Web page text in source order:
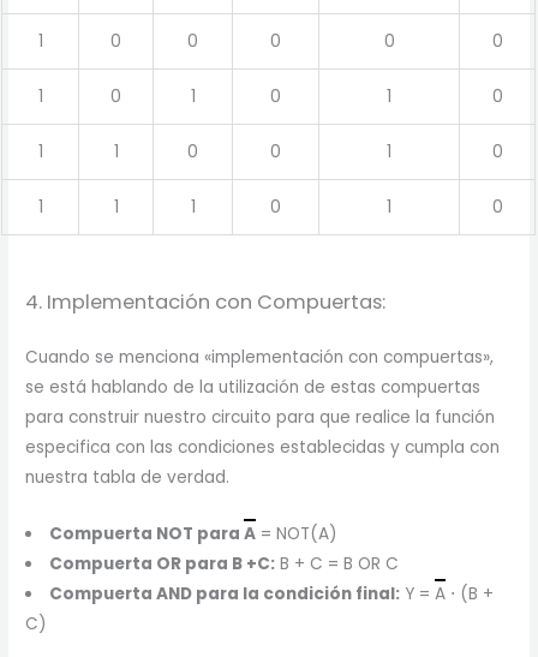
1 0 0 0 0 0
1 0 1 0 1 0
1 1 0 0 1 0
1 1 1 0 1 0
4. Implementación con Compuertas:
Cuando se menciona «implementación con compuertas»,
se está hablando de la utilización de estas compuertas
para construir nuestro circuito para que realice la función
especifica con las condiciones establecidas y cumpla con
nuestra tabla de verdad.
Compuerta NOT para A= NOT(A)
Compuerta OR para B +C:B + C = B OR C
Compuerta AND para la condición final:Y = A⋅ (B +
C)